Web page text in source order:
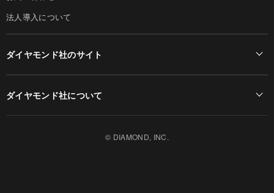
法人導入について
ダイヤモンド社のサイト
ダイヤモンド社について
© DIAMOND, INC.